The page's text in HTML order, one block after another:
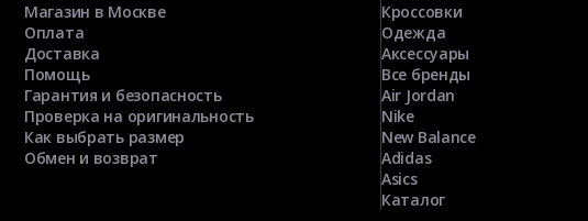
Магазин в Москве
Оплата
Доставка
Помощь
Гарантия и безопасность
Проверка на оригинальность
Как выбрать размер
Обмен и возврат
Кроссовки
Одежда
Аксессуары
Все бренды
Air Jordan
Nike
New Balance
Adidas
Asics
Каталог